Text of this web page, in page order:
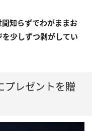
間知らずでわがままお
少しずつ剥がしてい
プレゼントを贈